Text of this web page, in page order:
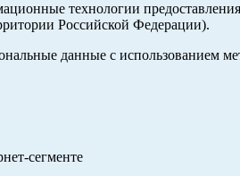
технологии
Российской Федерации).
данные с использованием
сегменте